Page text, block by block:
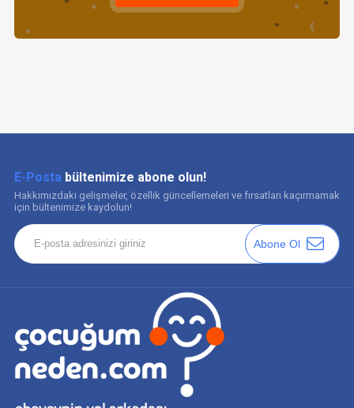
E-Posta bültenimize abone olun!
Hakkımızdaki gelişmeler, özellik güncellemeleri ve fırsatları kaçırmamak
için bültenimize kaydolun!
Abone Ol